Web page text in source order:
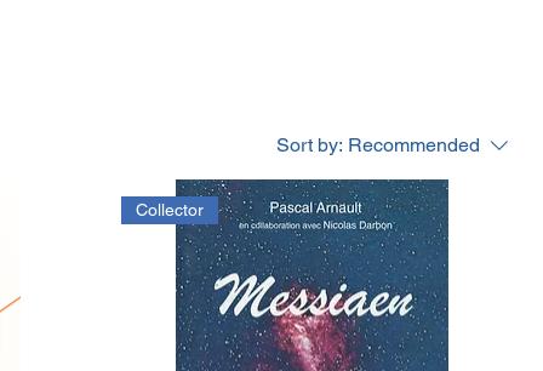
Sort by: Recommended
Collector